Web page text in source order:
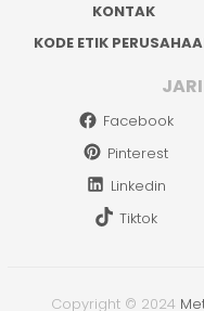
KONTAK
KODE ETIK
Facebook
Pinterest
Linkedin
Tiktok
Copyright © 2024